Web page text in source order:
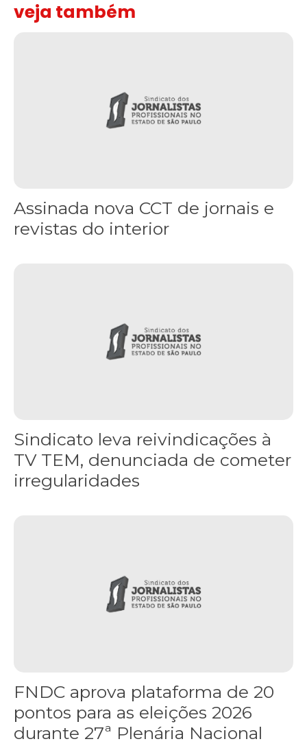
veja também
Assinada nova CCT de jornais e
revistas do interior
Sindicato leva reivindicações à
TV TEM, denunciada de cometer
irregularidades
FNDC aprova plataforma de 20
pontos para as eleições 2026
durante 27ª Plenária Nacional